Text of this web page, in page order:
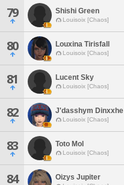
79 Shishi Green
Louisoix [Chaos]
80 Louxina Tirisfall
Louisoix [Chaos]
81 Lucent Sky
Louisoix [Chaos]
82 J'dasshym Dinxxhe
Louisoix [Chaos]
83 Toto Mol
Louisoix [Chaos]
84 Oizys Jupiter